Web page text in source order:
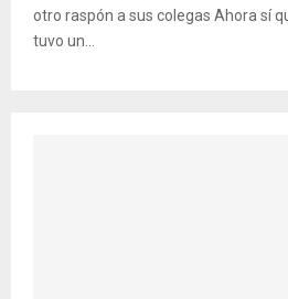
otro raspón a sus colegas Ahora sí
tuvo un...